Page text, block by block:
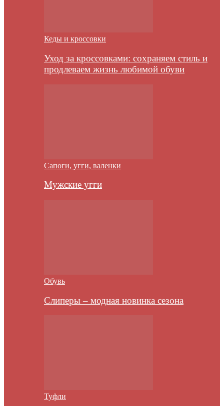
Кеды и кроссовки
Уход за кроссовками: сохраняем стиль и
продлеваем жизнь любимой обуви
Сапоги, угги, валенки
Мужские угги
Обувь
Слиперы – модная новинка сезона
Туфли